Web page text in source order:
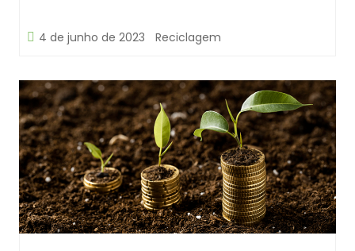
4 de junho de 2023 Reciclagem